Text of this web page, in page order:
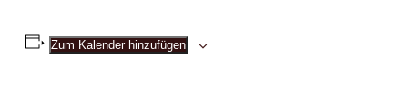
Zum Kalender hinzufügen